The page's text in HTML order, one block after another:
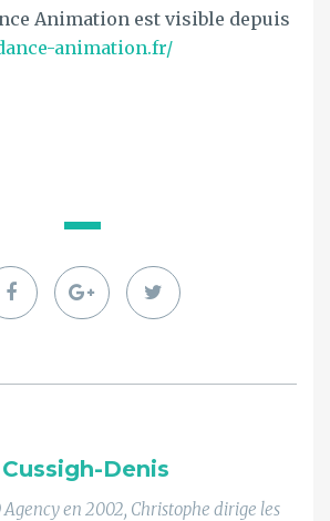
Animation est visible depuis
animation.fr/
Denis
Agency en 2002, Christophe dirige les